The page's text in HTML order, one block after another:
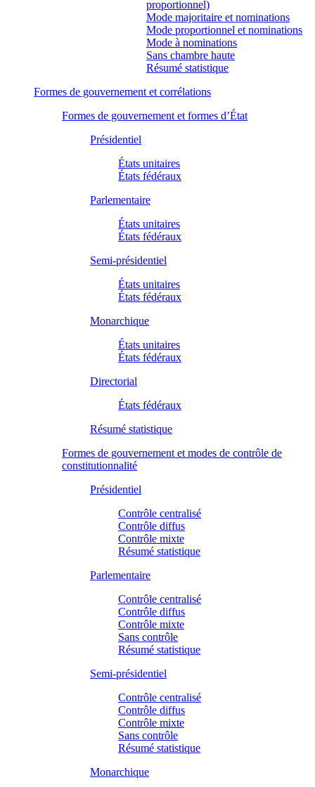
proportionnel)
Mode majoritaire et nominations
Mode proportionnel et nominations
Mode à nominations
Sans chambre haute
Résumé statistique
Formes de gouvernement et corrélations
Formes de gouvernement et formes d’État
Présidentiel
États unitaires
États fédéraux
Parlementaire
États unitaires
États fédéraux
Semi-présidentiel
États unitaires
États fédéraux
Monarchique
États unitaires
États fédéraux
Directorial
États fédéraux
Résumé statistique
Formes de gouvernement et modes de contrôle de
constitutionnalité
Présidentiel
Contrôle centralisé
Contrôle diffus
Contrôle mixte
Résumé statistique
Parlementaire
Contrôle centralisé
Contrôle diffus
Contrôle mixte
Sans contrôle
Résumé statistique
Semi-présidentiel
Contrôle centralisé
Contrôle diffus
Contrôle mixte
Sans contrôle
Résumé statistique
Monarchique